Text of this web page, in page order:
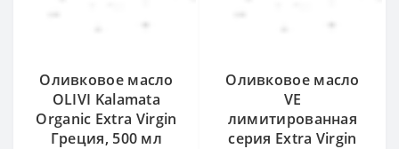
Оливковое масло
OLIVI Kalamata
Organic Extra Virgin
Греция, 500 мл
Оливковое масло
VE
лимитированная
серия Extra Virgin